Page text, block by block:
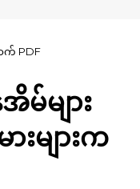
က် PDF
များ
းများက